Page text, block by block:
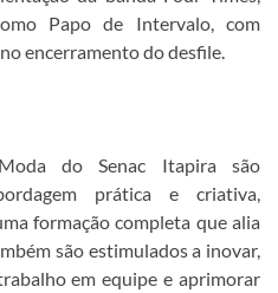
Papo de Intervalo, com
encerramento do desfile.
do Senac Itapira são
prática e criativa,
formação completa que alia
são estimulados a inovar,
em equipe e aprimorar